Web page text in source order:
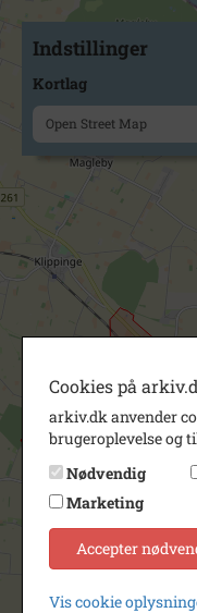
Indstillinger
Kortlag
Open Street Map
Cookies på
arkiv.dk anvender
brugeroplevelse og
Nødvendig
Marketing
Accepter
Vis cookie